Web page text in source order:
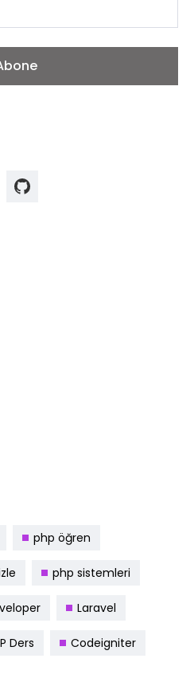
php öğren
php sistemleri
Laravel
Ders Codeigniter